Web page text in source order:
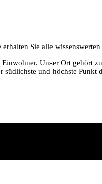
erhalten Sie alle
Unser Ort gehört
und höchste